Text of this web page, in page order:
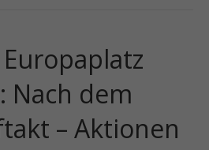
Nach dem
– Aktionen